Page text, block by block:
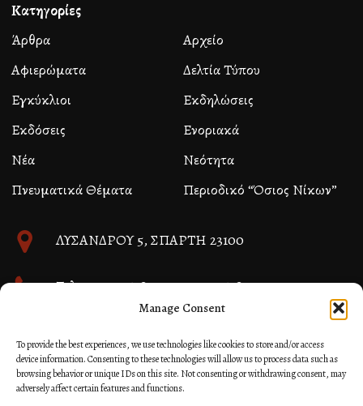
Manage Consent
To provide the best experiences, we use technologies like cookies to store and/or access
device information. Consenting to these technologies will allow us to process data such as
browsing behavior or unique IDs on this site. Not consenting or withdrawing consent, may
adversely affect certain features and functions.
Κατηγορίες
Άρθρα
Αρχείο
Αφιερώματα
Δελτία Τύπου
Εγκύκλιοι
Εκδηλώσεις
Εκδόσεις
Ενοριακά
Νέα
Νεότητα
Πνευματικά Θέματα
Περιοδικό “Όσιος Νίκων”
ΛΥΣΑΝΔΡΟΥ 5, ΣΠΑΡΤΗ 23100
Τηλ. 27310 26580 και 27310 26581